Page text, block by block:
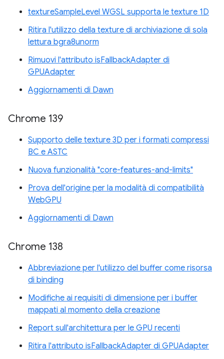
textureSampleLevel WGSL supporta le texture 1D
Ritira l'utilizzo della texture di archiviazione di sola
lettura bgra8unorm
Rimuovi l'attributo isFallbackAdapter di
GPUAdapter
Aggiornamenti di Dawn
Chrome 139
Supporto delle texture 3D per i formati compressi
BC e ASTC
Nuova funzionalità "core-features-and-limits"
Prova dell'origine per la modalità di compatibilità
WebGPU
Aggiornamenti di Dawn
Chrome 138
Abbreviazione per l'utilizzo del buffer come risorsa
di binding
Modifiche ai requisiti di dimensione per i buffer
mappati al momento della creazione
Report sull'architettura per le GPU recenti
Ritira l'attributo isFallbackAdapter di GPUAdapter